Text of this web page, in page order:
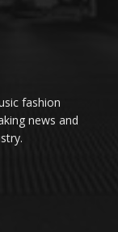
fashion
news and